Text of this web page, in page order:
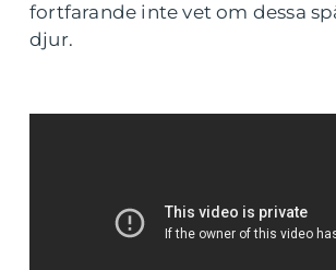
fortfarande inte vet om dessa
djur.